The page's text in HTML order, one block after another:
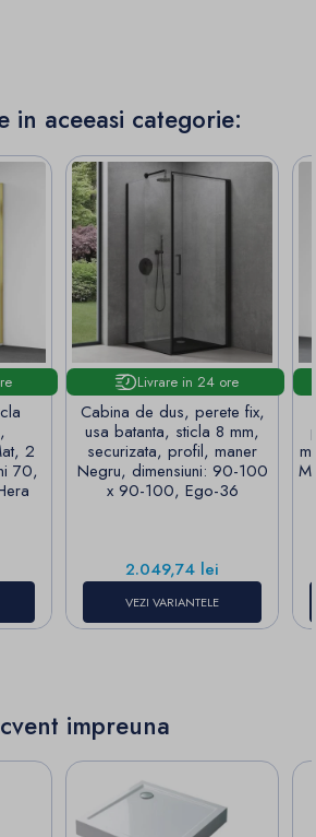
in aceeasi categorie:
2
70,
Livrare in 24 ore
Cabina de dus, perete fix,
usa batanta, sticla 8 mm,
securizata, profil, maner
Negru, dimensiuni: 90-100
x 90-100, Ego-36
Pret
2.049,74 lei
VEZI VARIANTELE
impreuna